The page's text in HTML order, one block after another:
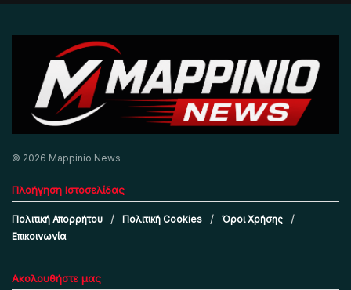
© 2026 Mappinio News
Πλοήγηση Ιστοσελίδας
Πολιτική Απορρήτου Πολιτική Cookies
Όροι Χρήσης
Επικοινωνία
Ακολουθήστε μας